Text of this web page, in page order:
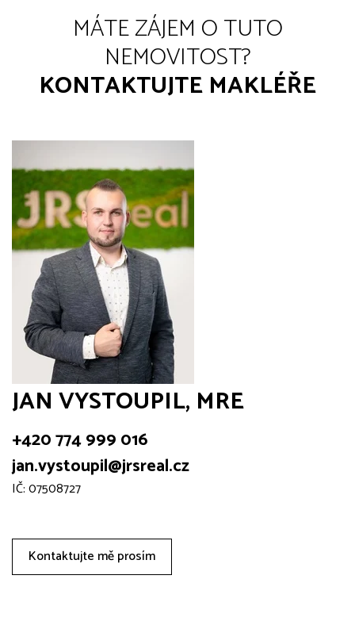
MÁTE ZÁJEM O TUTO
NEMOVITOST?
KONTAKTUJTE MAKLÉŘE
JAN VYSTOUPIL, MRE
+420 774 999 016
jan.vystoupil@jrsreal.cz
IČ: 07508727
Kontaktujte mě prosím